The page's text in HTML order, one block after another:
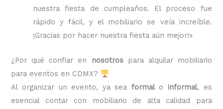
nuestra fiesta de cumpleaños. El proceso fue
rápido y fácil, y el mobiliario se veía increíble.
¡Gracias por hacer nuestra fiesta aún mejor!»
¿Por qué confiar en nosotrospara alquilar mobiliario
para eventos en CDMX?
Al organizar un evento, ya sea formalo informal, es
esencial contar con mobiliario de alta calidad para